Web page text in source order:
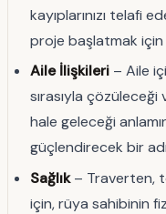
kayıplarınızı telafi
proje başlatmak için
Aile İlişkileri – Aile
sırasıyla
hale geleceği
güçlendirecek bir
Sağlık– Traverten,
için, rüya sahibinin